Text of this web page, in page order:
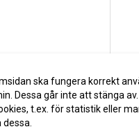
ska fungera korrekt
Dessa går inte att stänga
t.ex. för statistik eller